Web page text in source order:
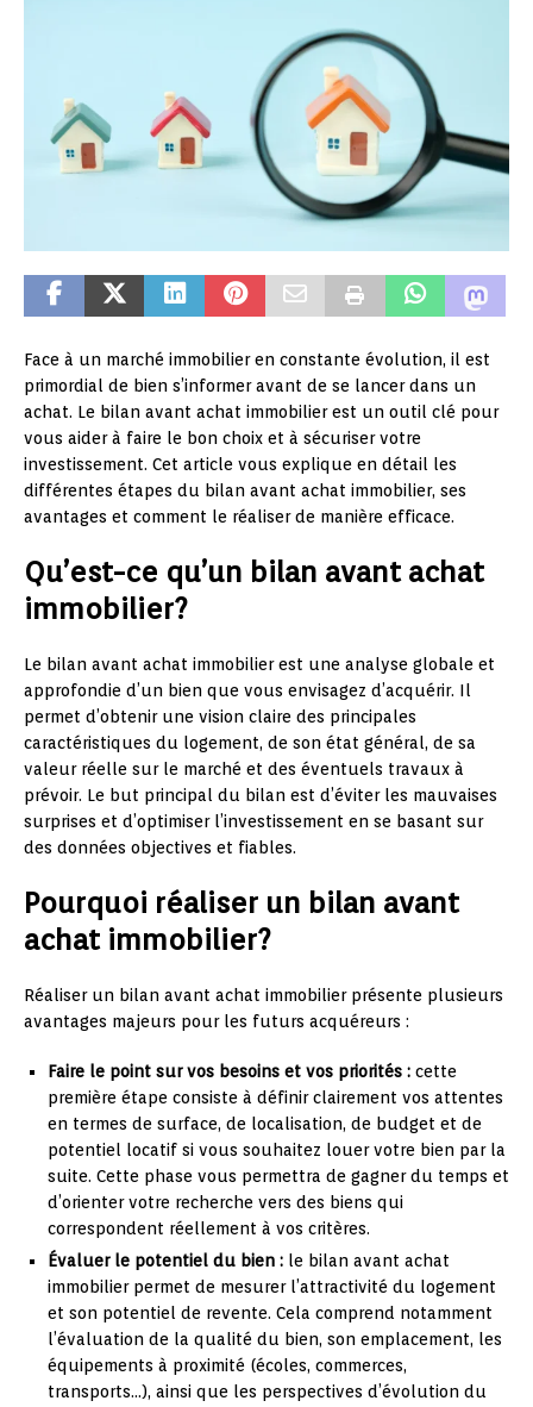
Face à un marché immobilier en constante évolution, il est
primordial de bien s’informer avant de se lancer dans un
achat. Le bilan avant achat immobilier est un outil clé pour
vous aider à faire le bon choix et à sécuriser votre
investissement. Cet article vous explique en détail les
différentes étapes du bilan avant achat immobilier, ses
avantages et comment le réaliser de manière efficace.
Qu’est-ce qu’un bilan avant achat
immobilier?
Le bilan avant achat immobilier est une analyse globale et
approfondie d’un bien que vous envisagez d’acquérir. Il
permet d’obtenir une vision claire des principales
caractéristiques du logement, de son état général, de sa
valeur réelle sur le marché et des éventuels travaux à
prévoir. Le but principal du bilan est d’éviter les mauvaises
surprises et d’optimiser l’investissement en se basant sur
des données objectives et fiables.
Pourquoi réaliser un bilan avant
achat immobilier?
Réaliser un bilan avant achat immobilier présente plusieurs
avantages majeurs pour les futurs acquéreurs :
Faire le point sur vos besoins et vos priorités : cette
première étape consiste à définir clairement vos attentes
en termes de surface, de localisation, de budget et de
potentiel locatif si vous souhaitez louer votre bien par la
suite. Cette phase vous permettra de gagner du temps et
d’orienter votre recherche vers des biens qui
correspondent réellement à vos critères.
Évaluer le potentiel du bien : le bilan avant achat
immobilier permet de mesurer l’attractivité du logement
et son potentiel de revente. Cela comprend notamment
l’évaluation de la qualité du bien, son emplacement, les
équipements à proximité (écoles, commerces,
transports…), ainsi que les perspectives d’évolution du